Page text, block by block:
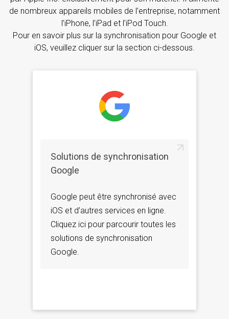
de nombreux appareils mobiles de l’entreprise, notamment
l’iPhone, l’iPad et l’iPod Touch.
Pour en savoir plus sur la synchronisation pour Google et
iOS, veuillez cliquer sur la section ci-dessous.
Solutions de synchronisation
Google
Google peut être synchronisé avec
iOS et d’autres services en ligne.
Cliquez ici pour parcourir toutes les
solutions de synchronisation
Google.